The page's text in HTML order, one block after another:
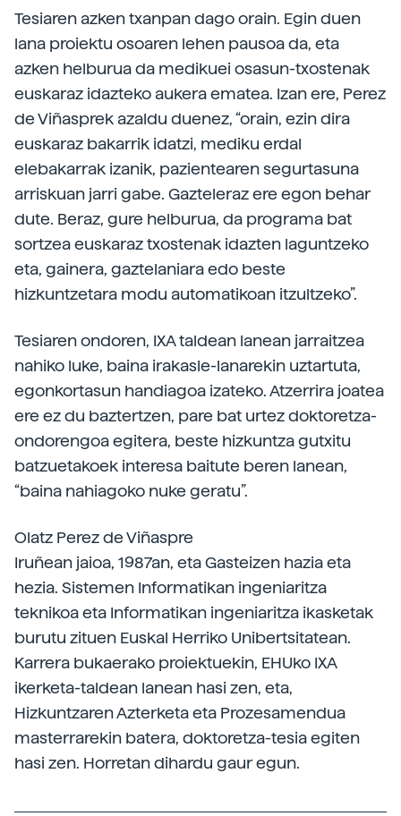
Tesiaren azken txanpan dago orain. Egin duen
lana proiektu osoaren lehen pausoa da, eta
azken helburua da medikuei osasun-txostenak
euskaraz idazteko aukera ematea. Izan ere, Perez
de Viñasprek azaldu duenez, “orain, ezin dira
euskaraz bakarrik idatzi, mediku erdal
elebakarrak izanik, pazientearen segurtasuna
arriskuan jarri gabe. Gazteleraz ere egon behar
dute. Beraz, gure helburua, da programa bat
sortzea euskaraz txostenak idazten laguntzeko
eta, gainera, gaztelaniara edo beste
hizkuntzetara modu automatikoan itzultzeko”.
Tesiaren ondoren, IXA taldean lanean jarraitzea
nahiko luke, baina irakasle-lanarekin uztartuta,
egonkortasun handiagoa izateko. Atzerrira joatea
ere ez du baztertzen, pare bat urtez doktoretza-
ondorengoa egitera, beste hizkuntza gutxitu
batzuetakoek interesa baitute beren lanean,
“baina nahiagoko nuke geratu”.
Olatz Perez de Viñaspre
Iruñean jaioa, 1987an, eta Gasteizen hazia eta
hezia. Sistemen Informatikan ingeniaritza
teknikoa eta Informatikan ingeniaritza ikasketak
burutu zituen Euskal Herriko Unibertsitatean.
Karrera bukaerako proiektuekin, EHUko IXA
ikerketa-taldean lanean hasi zen, eta,
Hizkuntzaren Azterketa eta Prozesamendua
masterrarekin batera, doktoretza-tesia egiten
hasi zen. Horretan dihardu gaur egun.